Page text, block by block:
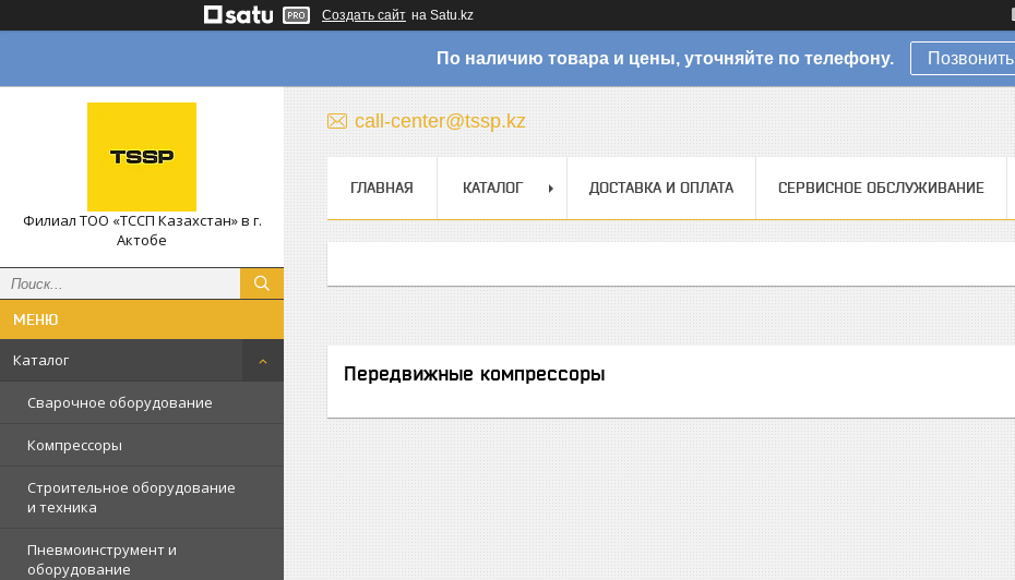
Создать сайт на Satu.kz
По наличию товара и цены, уточняйте по телефону. Позвонить
Филиал ТОО «ТССП Казахстан» в г.
Актобе
Каталог
Сварочное оборудование
Компрессоры
Строительное оборудование
и техника
Пневмоинструмент и
оборудование
call-center@tssp.kz
ГЛАВНАЯ КАТАЛОГ ДОСТАВКА И ОПЛАТА СЕРВИСНОЕ ОБСЛУЖИВАНИЕ
Передвижные компрессоры